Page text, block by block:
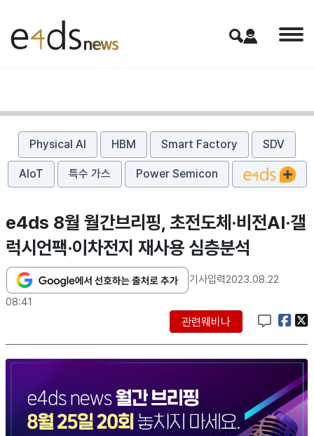
Physical AI HBM Smart Factory SDV
AIoT 특수 가스 Power Semicon
e4ds 8월 월간브리핑, 초전도체·비전AI·갤
럭시언팩·이차전지 재사용 심층분석
기사입력2023.08.22
08:41
관련웨비나